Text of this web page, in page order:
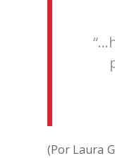
(Por Laura